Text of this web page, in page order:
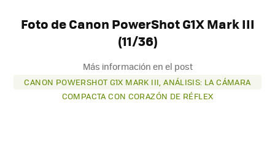
Foto de Canon PowerShot G1X Mark III
(11/36)
Más información en el post
CANON POWERSHOT G1X MARK III, ANÁLISIS: LA CÁMARA
COMPACTA CON CORAZÓN DE RÉFLEX